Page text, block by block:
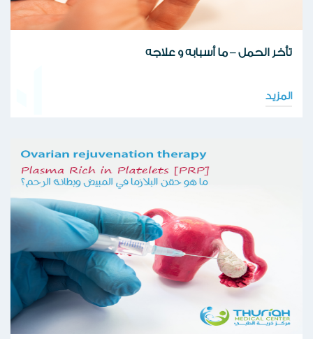
تأخر الحمل – ما أسبابه و علاجه
المزيد